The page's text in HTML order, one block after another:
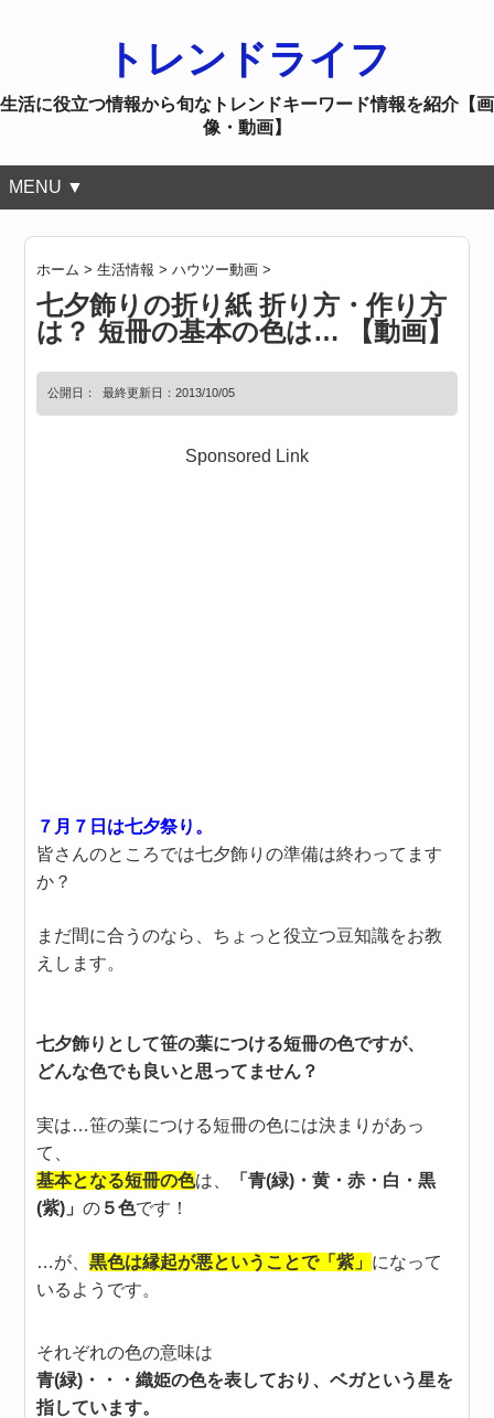
トレンドライフ
生活に役立つ情報から旬なトレンドキーワード情報を紹介【画
像・動画】
MENU ▼
ホーム >生活情報 >ハウツー動画 >
七夕飾りの折り紙 折り方・作り方
は？ 短冊の基本の色は… 【動画】
公開日： 最終更新日：2013/10/05
Sponsored Link
７月７日は七夕祭り。
皆さんのところでは七夕飾りの準備は終わってます
か？
まだ間に合うのなら、ちょっと役立つ豆知識をお教
えします。
七夕飾りとして笹の葉につける短冊の色ですが、
どんな色でも良いと思ってません？
実は…笹の葉につける短冊の色には決まりがあっ
て、
基本となる短冊の色は、
「青(緑)・黄・赤・白・黒
(紫)」の ５色です！
…が、黒色は縁起が悪ということで「紫」 になって
いるようです。
それぞれの色の意味は
青(緑)・・・織姫の色を表しており、ベガという星を
指しています。